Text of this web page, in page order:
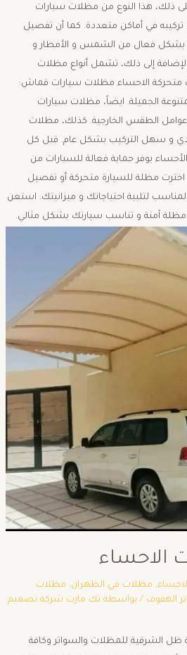
ذلك، هذا النوع من مظلات سيارات
تركيبه في أماكن متعددة. كما أن تفصيل
بشكل فعال من الشمس و الأمطار و
إلى ذلك، تشمل أنواع مظلات
متحركة الاحساء مظلات سيارات قماش:
الجميلة. ايضاً، مظلات سيارات
عوامل الطقس الخارجية. كذلك، مظلات
و سهل التركيب بشكل عام. قبل كل
يوفر حماية فعالة للسيارات من
مظلة للسيارة متحركة أو تفصيل
لتلبية احتياجاتك و ميزانيتك. استعن
آمنة و تناسب سيارتك بشكل مثالي.
الاحساء
, مظلات في الظهران, مظلات
الهفوف / بواسطة تك مارت شركة تصميم
الشرقية للمظلات والسواتر وكافة